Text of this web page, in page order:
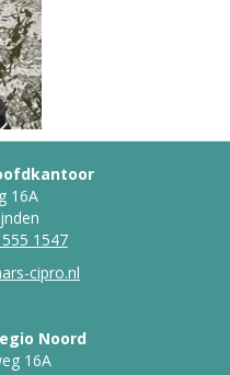
16A
1547
cipro.nl
Noord
16A